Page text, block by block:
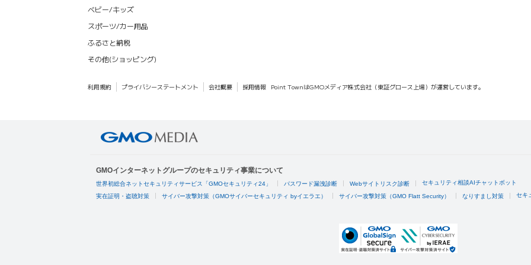
ベビー/キッズ
スポーツ/カー用品
ふるさと納税
その他(ショッピング)
利用規約 プライバシーステートメント 会社概要 採用情報 Point TownはGMOメディア株式会社（東証グロース上場）が運営しています。
GMOインターネットグループのセキュリティ事業について
世界初総合ネットセキュリティサービス「GMOセキュリティ24」 パスワード漏洩診断 Webサイトリスク診断 セキュリティ相談AIチャットボット
実在証明・盗聴対策 サイバー攻撃対策（GMOサイバーセキュリティ byイエラエ） サイバー攻撃対策（GMO Flatt Security） なりすまし対策 セキ